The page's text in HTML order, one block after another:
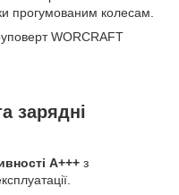
прогумованим колесам.
зарядні
А+++ з